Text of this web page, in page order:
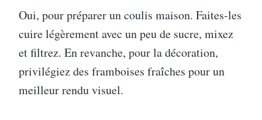
Oui, pour préparer un coulis maison. Faites-les
cuire légèrement avec un peu de sucre, mixez
et filtrez. En revanche, pour la décoration,
privilégiez des framboises fraîches pour un
meilleur rendu visuel.